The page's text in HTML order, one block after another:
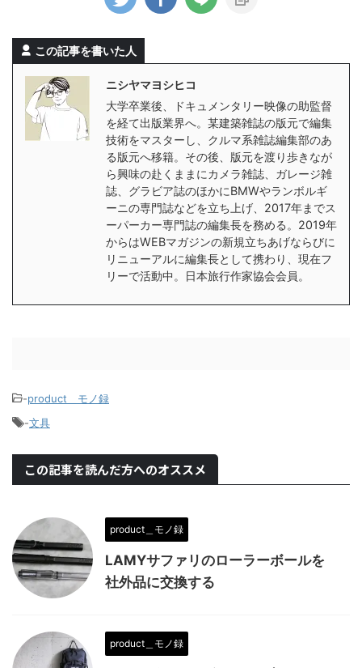
この記事を書いた人
ニシヤマヨシヒコ
大学卒業後、ドキュメンタリー映像の助監督
を経て出版業界へ。某建築雑誌の版元で編集
技術をマスターし、クルマ系雑誌編集部のあ
る版元へ移籍。その後、版元を渡り歩きなが
ら興味の赴くままにカメラ雑誌、ガレージ雑
誌、グラビア誌のほかにBMWやランボルギ
ーニの専門誌などを立ち上げ、2017年までス
ーパーカー専門誌の編集長を務める。2019年
からはWEBマガジンの新規立ちあげならびに
リニューアルに編集長として携わり、現在フ
リーで活動中。日本旅行作家協会会員。
-product＿モノ録
-文具
この記事を読んだ方へのオススメ
product＿モノ録
LAMYサファリのローラーボールを
社外品に交換する
product＿モノ録